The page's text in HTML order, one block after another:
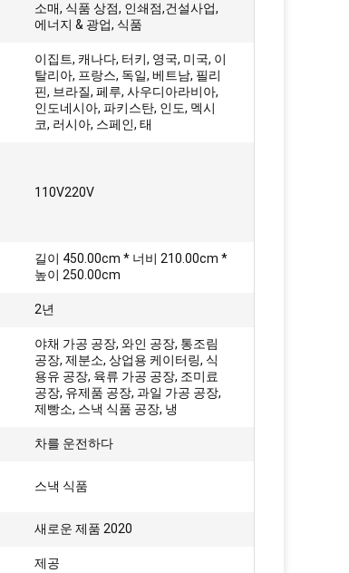
소매, 식품 상점, 인쇄점,건설사업,
에너지 & 광업, 식품
이집트, 캐나다, 터키, 영국, 미국, 이
탈리아, 프랑스, ​​독일, 베트남, 필리
핀, 브라질, 페루, 사우디아라비아,
인도네시아, 파키스탄, 인도, 멕시
코, 러시아, 스페인, 태
110V220V
길이 450.00cm * 너비 210.00cm *
높이 250.00cm
2년
야채 가공 공장, 와인 공장, 통조림
공장, 제분소, 상업용 케이터링, 식
용유 공장, 육류 가공 공장, 조미료
공장, 유제품 공장, 과일 가공 공장,
제빵소, 스낵 식품 공장, 냉
차를 운전하다
스낵 식품
새로운 제품 2020
제공